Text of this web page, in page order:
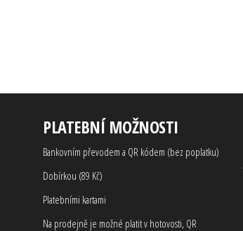
PLATEBNÍ MOŽNOSTI
Bankovním převodem a QR kódem (bez poplatku)
Dobírkou (89 Kč)
Platebními kartami
Na prodejně je možné platit v hotovosti, QR